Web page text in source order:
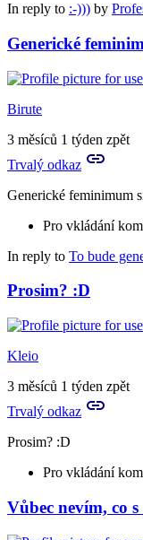
In reply to :-))) by
Generické
Birute
3 měsíců 1 týden zpět
Trvalý odkaz
Generické feminimum
Pro vkládání
In reply to To bude
Prosim? :D
Kleio
3 měsíců 1 týden zpět
Trvalý odkaz
Prosim? :D
Pro vkládání
Vůbec nevím, co